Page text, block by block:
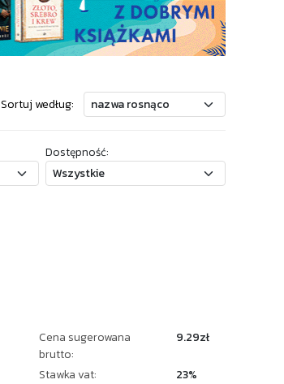
Sortuj według:
Dostępność:
Cena sugerowana
brutto:
9.29zł
Stawka vat: 23%